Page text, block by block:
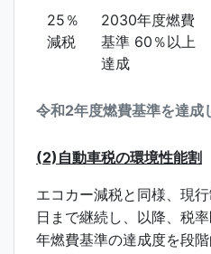
25％
減税
2030年度燃費
基準 60％以上
達成
令和2年度燃費基準を達成
(2) 自動車税の環境性能割
エコカー減税と同様、現
日まで継続し、以降、税
年燃費基準の達成度を段階